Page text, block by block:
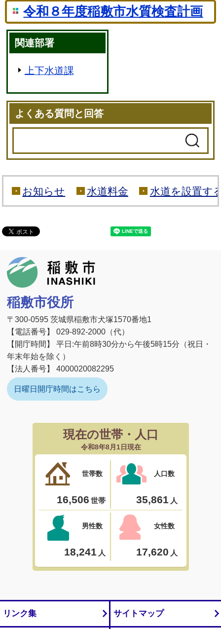
令和８年度稲敷市水質検査計画
関連部署
上下水道課
よくある質問と回答
お知らせ 水道料金 水道を設置す
稲敷市役所
〒300-0595 茨城県稲敷市犬塚1570番地1
【電話番号】 029-892-2000（代）
【開庁時間】 平日:午前8時30分から午後5時15分（祝日・
年末年始を除く）
【法人番号】 4000020082295
日曜日開庁時間はこちら
リンク集 サイトマップ